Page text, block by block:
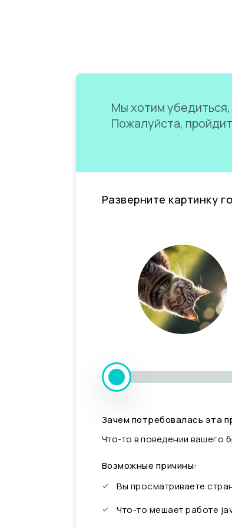
Мы хотим
Пожалуйста,
Разверните картинку
Зачем потребовалась эта
Что-то в поведении вашего
Возможные причины:
Вы просматриваете
Что-то мешает работе